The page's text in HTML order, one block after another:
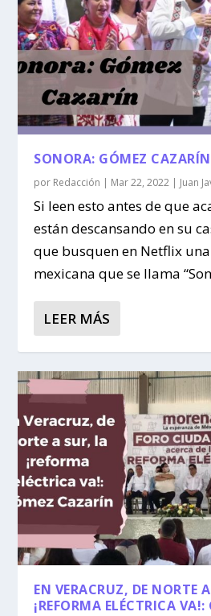
SONORA: GÓMEZ CAZARÍN
por Redacción | Mar 22, 2022 | Juan
Si leen esto antes de que
están descansando en su
que busquen en Netflix
mexicana que se llama
LEER MÁS
EN VERACRUZ, DE NORTE
¡REFORMA ELÉCTRICA